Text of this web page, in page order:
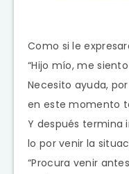
Como si le
“Hijo mío, me
Necesito ayuda,
en este momento
Y después termina
lo por venir la
“Procura venir